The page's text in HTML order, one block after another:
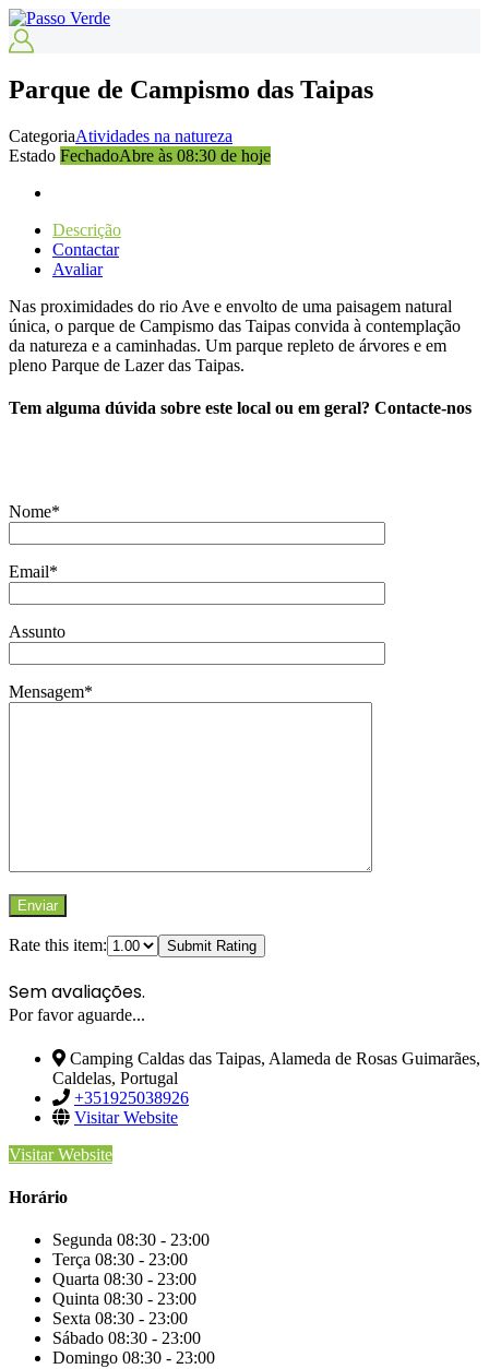
Parque de Campismo das Taipas
CategoriaAtividades na natureza
Estado FechadoAbre às 08:30 de hoje
Descrição
Contactar
Avaliar
Nas proximidades do rio Ave e envolto de uma paisagem natural
única, o parque de Campismo das Taipas convida à contemplação
da natureza e a caminhadas. Um parque repleto de árvores e em
pleno Parque de Lazer das Taipas.
Tem alguma dúvida sobre este local ou em geral? Contacte-nos
Nome*
Email*
Assunto
Mensagem*
Rate this item: Submit Rating
Sem avaliações.
Por favor aguarde...
Camping Caldas das Taipas, Alameda de Rosas Guimarães,
Caldelas, Portugal
+351925038926
Visitar Website
Visitar Website
Horário
Segunda 08:30 - 23:00
Terça 08:30 - 23:00
Quarta 08:30 - 23:00
Quinta 08:30 - 23:00
Sexta 08:30 - 23:00
Sábado 08:30 - 23:00
Domingo 08:30 - 23:00